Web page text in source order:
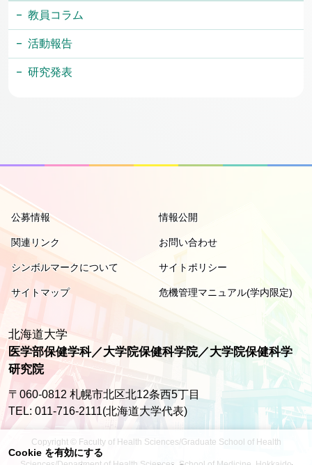
教員コラム
活動報告
研究発表
Cookie を有効にする
北海道大学
医学部保健学科／大学院保健科学院／大学院保健科学
研究院
〒060-0812 札幌市北区北12条西5丁目
TEL: 011-716-2111(北海道大学代表)
公募情報 情報公開
関連リンク お問い合わせ
シンボルマークについて サイトポリシー
サイトマップ 危機管理マニュアル(学内限定)
Copyright © Faculty of Health Sciences/Graduate School of Health